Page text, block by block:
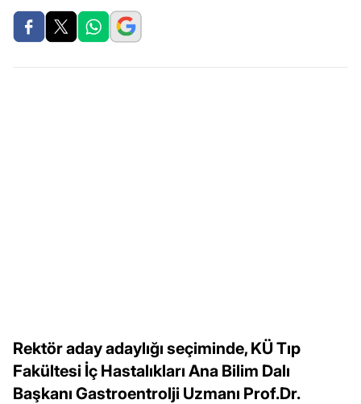
Rektör aday adaylığı seçiminde, KÜ Tıp
Fakültesi İç Hastalıkları Ana Bilim Dalı
Başkanı Gastroentrolji Uzmanı Prof.Dr.